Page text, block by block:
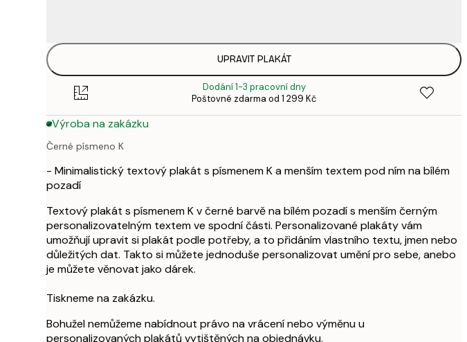
50x70 cm
UPRAVIT PLAKÁT
Dodání 1-3 pracovní dny
Poštovné zdarma od 1 299 Kč
Výroba na zakázku
Černé písmeno K
- Minimalistický textový plakát s písmenem K a menším textem pod ním na bílém
pozadí
Textový plakát s písmenem K v černé barvě na bílém pozadí s menším černým
personalizovatelným textem ve spodní části. Personalizované plakáty vám
umožňují upravit si plakát podle potřeby, a to přidáním vlastního textu, jmen nebo
důležitých dat. Takto si můžete jednoduše personalizovat umění pro sebe, anebo
je můžete věnovat jako dárek.
Tiskneme na zakázku.
Bohužel nemůžeme nabídnout právo na vrácení nebo výměnu u
personalizovaných plakátů vytištěných na objednávku.